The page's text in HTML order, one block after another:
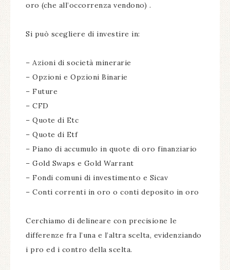
oro (che all’occorrenza vendono) .
Si può scegliere di investire in:
– Azioni di società minerarie
– Opzioni e Opzioni Binarie
– Future
– CFD
– Quote di Etc
– Quote di Etf
– Piano di accumulo in quote di oro finanziario
– Gold Swaps e Gold Warrant
– Fondi comuni di investimento e Sicav
– Conti correnti in oro o conti deposito in oro
Cerchiamo di delineare con precisione le
differenze fra l’una e l’altra scelta, evidenziando
i pro ed i contro della scelta.